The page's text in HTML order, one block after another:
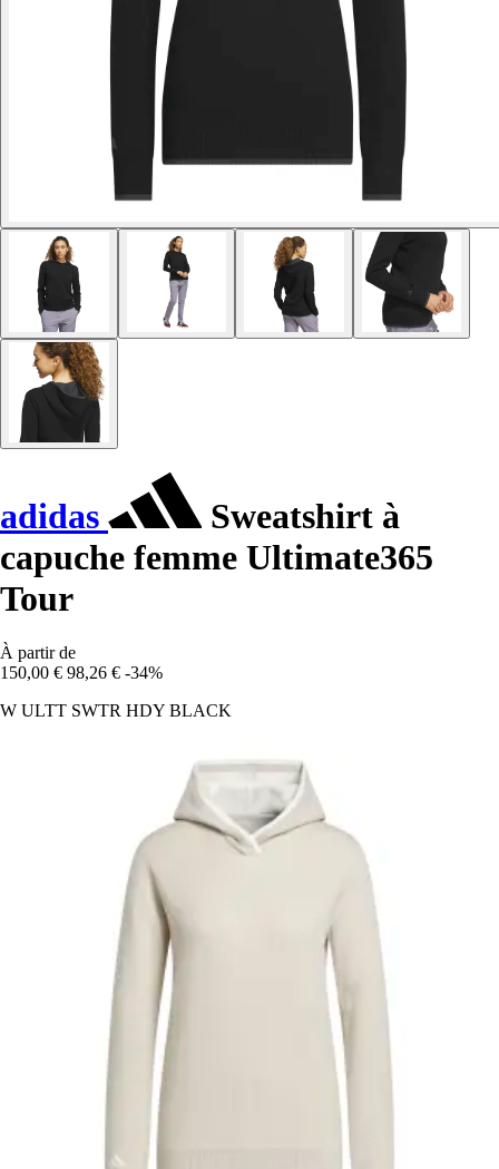
adidas
Sweatshirt à
capuche femme Ultimate365
Tour
À partir de
150,00 € 98,26 € -34%
W ULTT SWTR HDY BLACK